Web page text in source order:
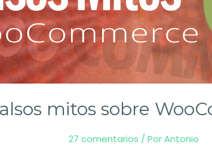
mitos sobre
27 comentarios / PorAntonio